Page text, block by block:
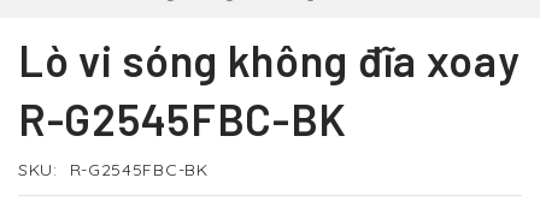
Lò vi sóng không đĩa xoay
R-G2545FBC-BK
SKU R-G2545FBC-BK